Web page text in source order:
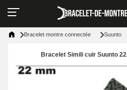
Bracelet montre connectée Suunto
Bracelet Simili cuir Suunto